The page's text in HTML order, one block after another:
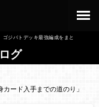
ジバトデッキ最強編成をまと
グ
ード入手までの道のり」